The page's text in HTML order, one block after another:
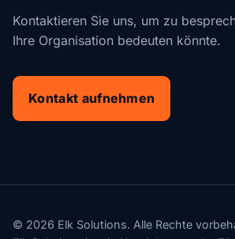
Kontaktieren Sie uns, um zu
Ihre Organisation bedeuten könnte.
Kontakt aufnehmen
© 2026 Elk Solutions. Alle Rechte